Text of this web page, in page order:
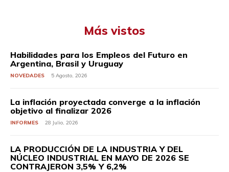
Más vistos
Habilidades para los Empleos del Futuro en
Argentina, Brasil y Uruguay
NOVEDADES 5 Agosto, 2026
La inflación proyectada converge a la inflación
objetivo al finalizar 2026
INFORMES 28 Julio, 2026
LA PRODUCCIÓN DE LA INDUSTRIA Y DEL
NÚCLEO INDUSTRIAL EN MAYO DE 2026 SE
CONTRAJERON 3,5% Y 6,2%